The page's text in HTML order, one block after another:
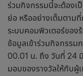
ร่วมกิจกรรมนี้จะต้องเ
ย่อ หรืออย่างเต็มตาม
ระบบคอมพิวเตอร์ของ
ข้อมูลเข้าร่วมกิจกรรม
00.01 น. ถึง วันที่ 24
มอบของรางวัลให้กับผู้